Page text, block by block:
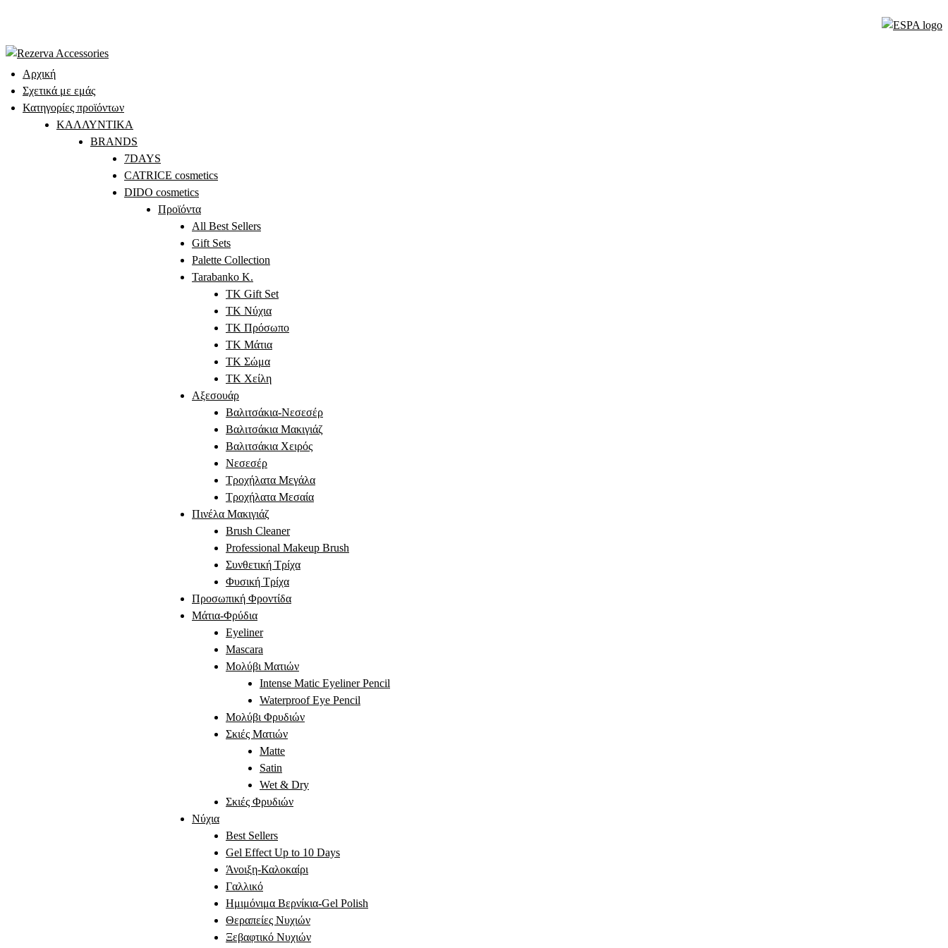
content
Αρχική
Σχετικά με εμάς
Κατηγορίες προϊόντων
ΚΑΛΛΥΝΤΙΚΑ
BRANDS
7DAYS
CATRICE cosmetics
DIDO cosmetics
Προϊόντα
All Best Sellers
Gift Sets
Palette Collection
Tarabanko K.
TK Gift Set
TK Νύχια
TK Πρόσωπο
ΤΚ Μάτια
ΤΚ Σώμα
ΤΚ Χείλη
Αξεσουάρ
Βαλιτσάκια-Νεσεσέρ
Βαλιτσάκια Μακιγιάζ
Βαλιτσάκια Χειρός
Νεσεσέρ
Τροχήλατα Μεγάλα
Τροχήλατα Μεσαία
Πινέλα Μακιγιάζ
Brush Cleaner
Professional Makeup Brush
Συνθετική Τρίχα
Φυσική Τρίχα
Προσωπική Φροντίδα
Μάτια-Φρύδια
Eyeliner
Mascara
Μολύβι Ματιών
Intense Matic Eyeliner Pencil
Waterproof Eye Pencil
Μολύβι Φρυδιών
Σκιές Ματιών
Matte
Satin
Wet & Dry
Σκιές Φρυδιών
Νύχια
Best Sellers
Gel Effect Up to 10 Days
Άνοιξη-Καλοκαίρι
Γαλλικό
Ημιμόνιμα Βερνίκια-Gel Polish
Θεραπείες Νυχιών
Ξεβαφτικό Νυχιών